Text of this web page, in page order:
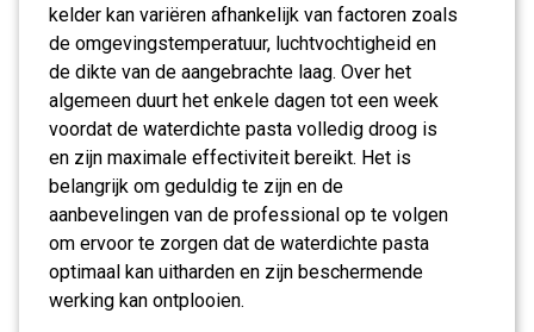
kelder kan variëren afhankelijk van factoren zoals
de omgevingstemperatuur, luchtvochtigheid en
de dikte van de aangebrachte laag. Over het
algemeen duurt het enkele dagen tot een week
voordat de waterdichte pasta volledig droog is
en zijn maximale effectiviteit bereikt. Het is
belangrijk om geduldig te zijn en de
aanbevelingen van de professional op te volgen
om ervoor te zorgen dat de waterdichte pasta
optimaal kan uitharden en zijn beschermende
werking kan ontplooien.